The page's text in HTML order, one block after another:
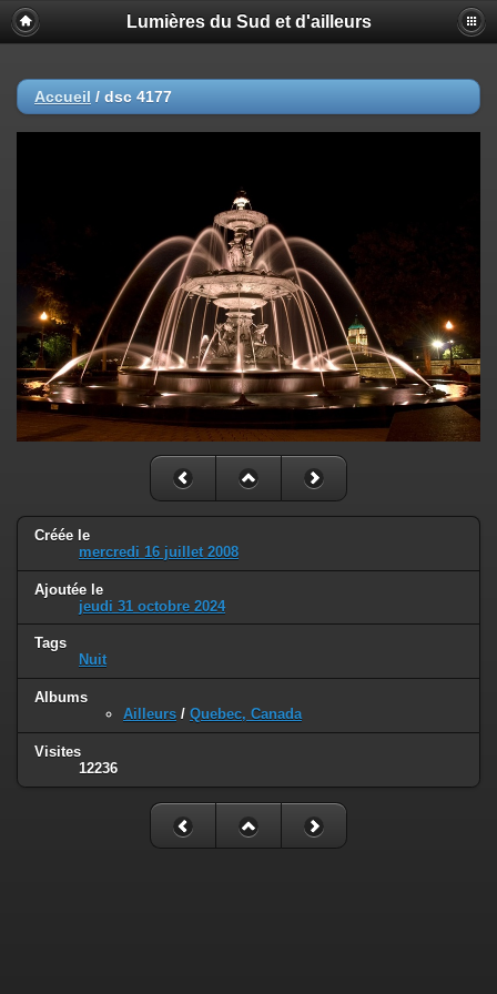
Lumières du Sud et d'ailleurs
Accueil / dsc 4177
Créée le
mercredi 16 juillet 2008
Ajoutée le
jeudi 31 octobre 2024
Tags
Nuit
Albums
Ailleurs / Quebec, Canada
Visites
12236